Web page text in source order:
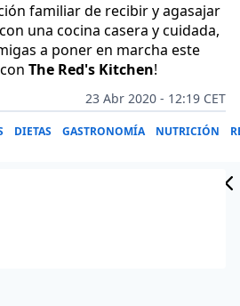
familiar de recibir y agasajar
una cocina casera y cuidada,
a poner en marcha este
The Red's Kitchen!
23 Abr 2020 - 12:19 CET
DIETAS GASTRONOMÍA NUTRICIÓN